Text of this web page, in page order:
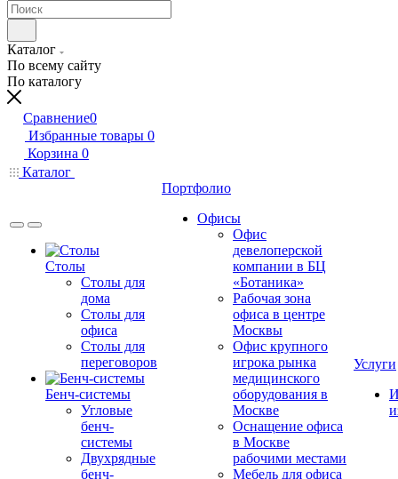
Каталог
По всему сайту
По каталогу
Сравнение0
Избранные товары 0
Корзина 0
Каталог
Столы
Столы для
дома
Столы для
офиса
Столы для
переговоров
Бенч-системы
Угловые
бенч-
системы
Двухрядные
бенч-
Портфолио
Офисы
Офис
девелоперской
компании в БЦ
«Ботаника»
Рабочая зона
офиса в центре
Москвы
Офис крупного
игрока рынка
медицинского
оборудования в
Москве
Оснащение офиса
в Москве
рабочими местами
Мебель для офиса
Услуги